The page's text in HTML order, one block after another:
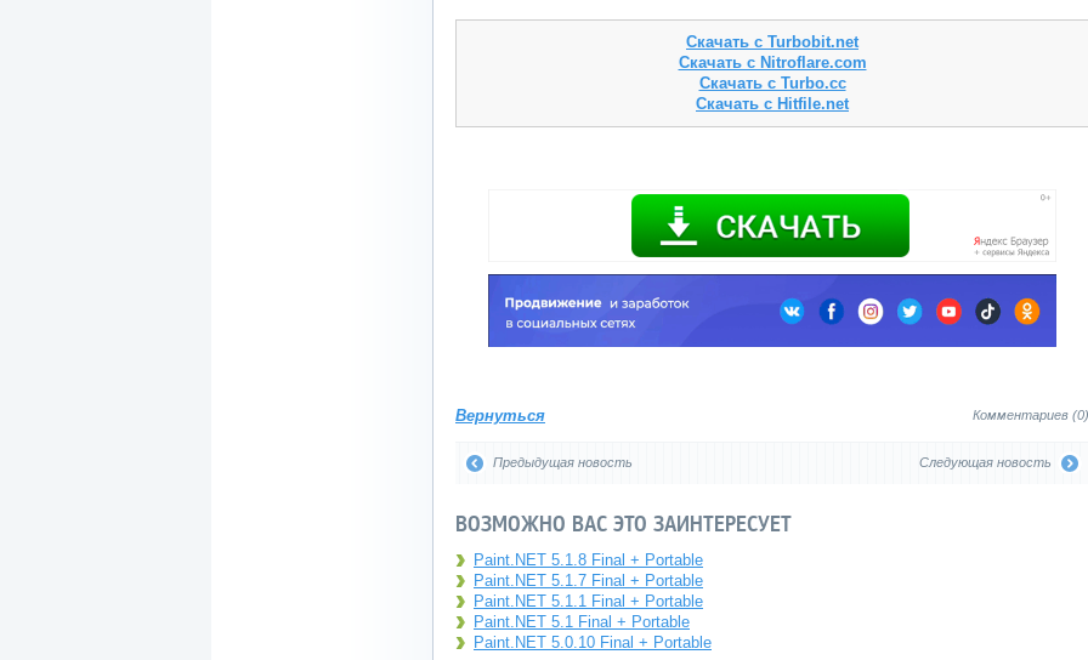
Скачать с Turbobit.net
Скачать с Nitroflare.com
Скачать с Turbo.cc
Скачать с Hitfile.net
Комментариев (0)
Вернуться
Следующая новость
Предыдущая новость
ВОЗМОЖНО ВАС ЭТО ЗАИНТЕРЕСУЕТ
Paint.NET 5.1.8 Final + Portable
Paint.NET 5.1.7 Final + Portable
Paint.NET 5.1.1 Final + Portable
Paint.NET 5.1 Final + Portable
Paint.NET 5.0.10 Final + Portable